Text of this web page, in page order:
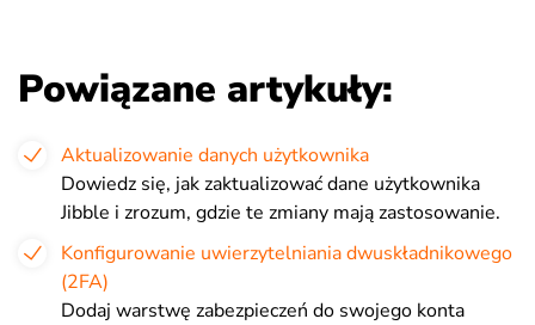
Powiązane artykuły:
Aktualizowanie danych użytkownika
Dowiedz się, jak zaktualizować dane użytkownika
Jibble i zrozum, gdzie te zmiany mają zastosowanie.
Konfigurowanie uwierzytelniania dwuskładnikowego
(2FA)
Dodaj warstwę zabezpieczeń do swojego konta